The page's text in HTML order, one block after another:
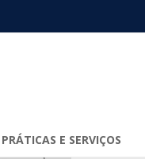
PRÁTICAS E SERVIÇOS